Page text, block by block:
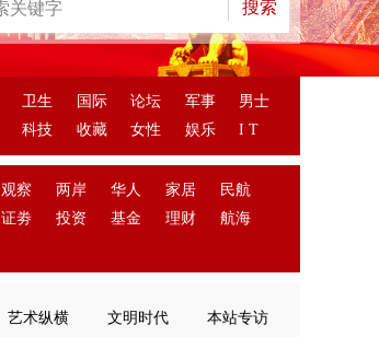
卫生 国际 论坛 军事
男士
科技 收藏 女性 娱乐 I T
观察 两岸 华人 家居
民航
证劵 投资 基金 理财
航海
艺术纵横 文明时代
本站专访